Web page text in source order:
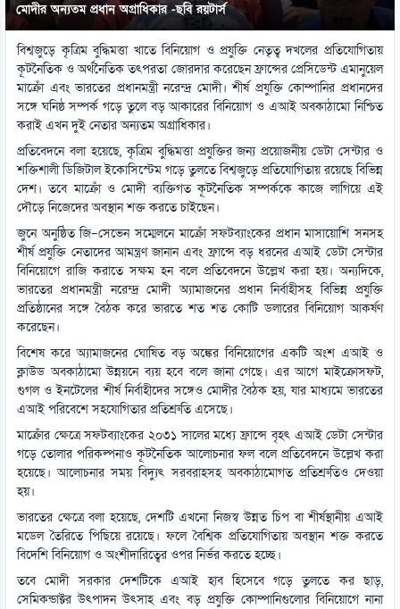
মোদীর অন্যতম প্রধান অগ্রাধিকার -ছবি রয়টার্স
বিশ্বজুড়ে কৃত্রিম বুদ্ধিমত্তা খাতে বিনিয়োগ ও প্রযুক্তি নেতৃত্ব দখলের প্রতিযোগিতায়
কূটনৈতিক ও অর্থনৈতিক তৎপরতা জোরদার করেছেন ফ্রান্সের প্রেসিডেন্ট এমানুয়েল
মাক্রোঁ এবং ভারতের প্রধানমন্ত্রী নরেন্দ্র মোদী। শীর্ষ প্রযুক্তি কোম্পানির প্রধানদের
সঙ্গে ঘনিষ্ঠ সম্পর্ক গড়ে তুলে বড় আকারের বিনিয়োগ ও এআই অবকাঠামো নিশ্চিত
করাই এখন দুই নেতার অন্যতম অগ্রাধিকার।
প্রতিবেদনে বলা হয়েছে, কৃত্রিম বুদ্ধিমত্তা প্রযুক্তির জন্য প্রয়োজনীয় ডেটা সেন্টার ও
শক্তিশালী ডিজিটাল ইকোসিস্টেম গড়ে তুলতে বিশ্বজুড়ে প্রতিযোগিতায় রয়েছে বিভিন্ন
দেশ। তবে মাক্রোঁ ও মোদী ব্যক্তিগত কূটনৈতিক সম্পর্ককে কাজে লাগিয়ে এই
দৌড়ে নিজেদের অবস্থান শক্ত করতে চাইছেন।
জুনে অনুষ্ঠিত জি–সেভেন সম্মেলনে মাক্রোঁ সফটব্যাংকের প্রধান মাসায়োশি সনসহ
শীর্ষ প্রযুক্তি নেতাদের আমন্ত্রণ জানান এবং ফ্রান্সে বড় ধরনের এআই ডেটা সেন্টার
বিনিয়োগে রাজি করাতে সক্ষম হন বলে প্রতিবেদনে উল্লেখ করা হয়। অন্যদিকে,
ভারতের প্রধানমন্ত্রী নরেন্দ্র মোদী অ্যামাজনের প্রধান নির্বাহীসহ বিভিন্ন প্রযুক্তি
প্রতিষ্ঠানের সঙ্গে বৈঠক করে ভারতে শত শত কোটি ডলারের বিনিয়োগ আকর্ষণ
করেছেন।
বিশেষ করে অ্যামাজনের ঘোষিত বড় অঙ্কের বিনিয়োগের একটি অংশ এআই ও
ক্লাউড অবকাঠামো উন্নয়নে ব্যয় হবে বলে জানা গেছে। এর আগে মাইক্রোসফট,
গুগল ও ইনটেলের শীর্ষ নির্বাহীদের সঙ্গেও মোদীর বৈঠক হয়, যার মাধ্যমে ভারতের
এআই পরিবেশে সহযোগিতার প্রতিশ্রুতি এসেছে।
মাক্রোঁর ক্ষেত্রে সফটব্যাংকের ২০৩১ সালের মধ্যে ফ্রান্সে বৃহৎ এআই ডেটা সেন্টার
গড়ে তোলার পরিকল্পনাও কূটনৈতিক আলোচনার ফল বলে প্রতিবেদনে উল্লেখ করা
হয়েছে। আলোচনার সময় বিদ্যুৎ সরবরাহসহ অবকাঠামোগত প্রতিশ্রুতিও দেওয়া
হয়।
ভারতের ক্ষেত্রে বলা হয়েছে, দেশটি এখনো নিজস্ব উন্নত চিপ বা শীর্ষস্থানীয় এআই
মডেল তৈরিতে পিছিয়ে রয়েছে। ফলে বৈশ্বিক প্রতিযোগিতায় অবস্থান শক্ত করতে
বিদেশি বিনিয়োগ ও অংশীদারিত্বের ওপর নির্ভর করতে হচ্ছে।
তবে মোদী সরকার দেশটিকে এআই হাব হিসেবে গড়ে তুলতে কর ছাড়,
সেমিকন্ডাক্টর উৎপাদন উৎসাহ এবং বড় প্রযুক্তি কোম্পানিগুলোর বিনিয়োগে নানা